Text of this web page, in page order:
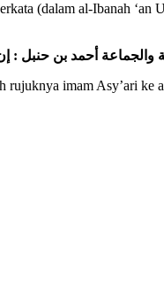
(dalam al-Ibanah ‘an
والجماعة أحمد بن حنبل :
imam Asy’ari ke